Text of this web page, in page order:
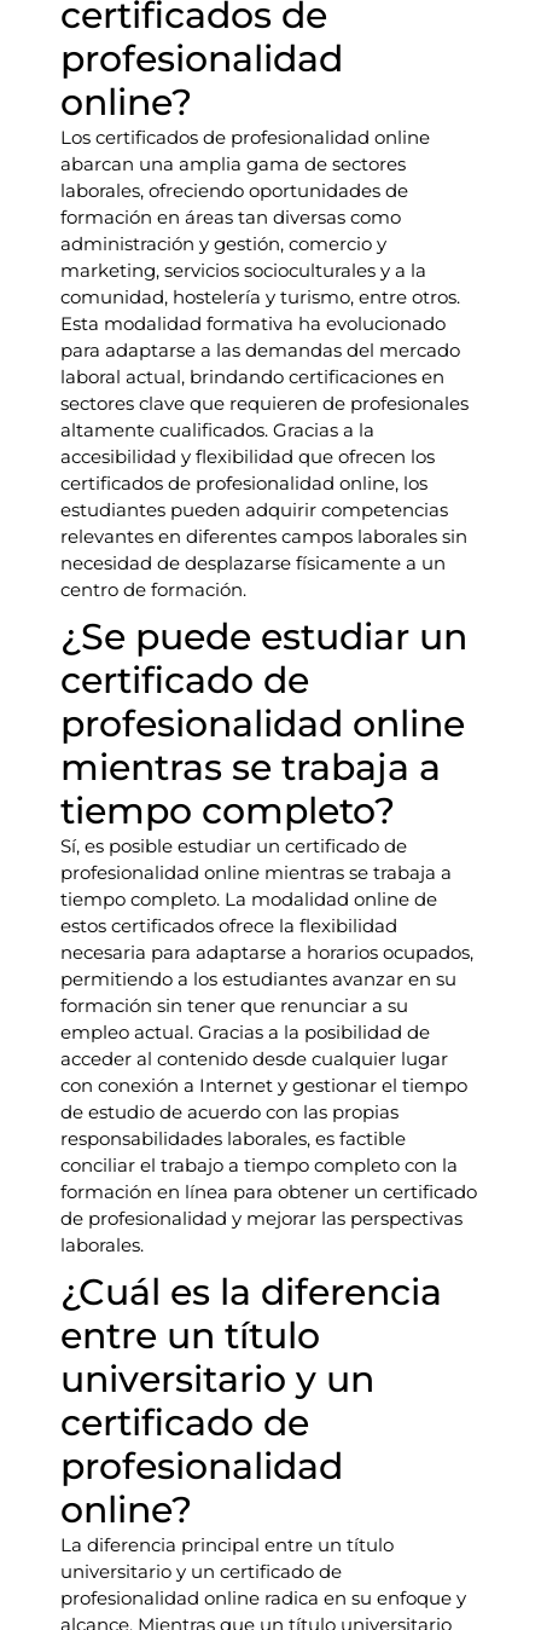
certificados de
profesionalidad
online?
Los certificados de profesionalidad online
abarcan una amplia gama de sectores
laborales, ofreciendo oportunidades de
formación en áreas tan diversas como
administración y gestión, comercio y
marketing, servicios socioculturales y a la
comunidad, hostelería y turismo, entre otros.
Esta modalidad formativa ha evolucionado
para adaptarse a las demandas del mercado
laboral actual, brindando certificaciones en
sectores clave que requieren de profesionales
altamente cualificados. Gracias a la
accesibilidad y flexibilidad que ofrecen los
certificados de profesionalidad online, los
estudiantes pueden adquirir competencias
relevantes en diferentes campos laborales sin
necesidad de desplazarse físicamente a un
centro de formación.
¿Se puede estudiar un
certificado de
profesionalidad online
mientras se trabaja a
tiempo completo?
Sí, es posible estudiar un certificado de
profesionalidad online mientras se trabaja a
tiempo completo. La modalidad online de
estos certificados ofrece la flexibilidad
necesaria para adaptarse a horarios ocupados,
permitiendo a los estudiantes avanzar en su
formación sin tener que renunciar a su
empleo actual. Gracias a la posibilidad de
acceder al contenido desde cualquier lugar
con conexión a Internet y gestionar el tiempo
de estudio de acuerdo con las propias
responsabilidades laborales, es factible
conciliar el trabajo a tiempo completo con la
formación en línea para obtener un certificado
de profesionalidad y mejorar las perspectivas
laborales.
¿Cuál es la diferencia
entre un título
universitario y un
certificado de
profesionalidad
online?
La diferencia principal entre un título
universitario y un certificado de
profesionalidad online radica en su enfoque y
alcance. Mientras que un título universitario